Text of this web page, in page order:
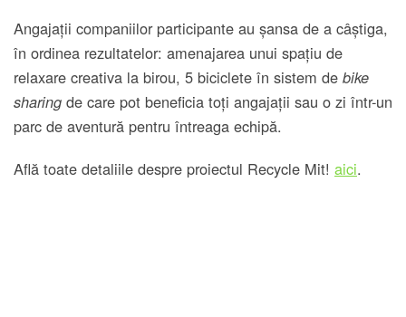
Angajații companiilor participante au șansa de a câștiga,
în ordinea rezultatelor: amenajarea unui spațiu de
relaxare creativa la birou, 5 biciclete în sistem de bike
sharing de care pot beneficia toți angajații sau o zi într-un
parc de aventură pentru întreaga echipă.
Află toate detaliile despre proiectul Recycle Mit! aici.